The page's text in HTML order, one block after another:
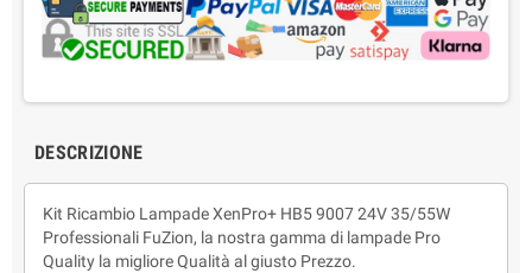
DESCRIZIONE
Kit Ricambio Lampade XenPro+ HB5 9007 24V 35/55W
Professionali FuZion, la nostra gamma di lampade Pro
Quality la migliore Qualità al giusto Prezzo.